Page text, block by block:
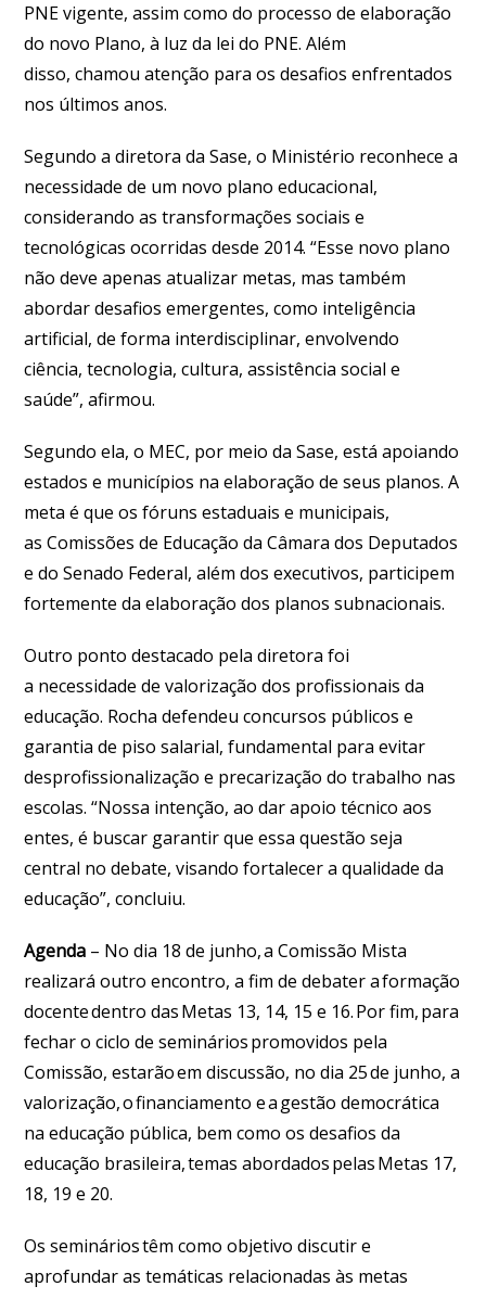
PNE vigente, assim como do processo de elaboração
do novo Plano, à luz da lei do PNE. Além
disso, chamou atenção para os desafios enfrentados
nos últimos anos.
Segundo a diretora da Sase, o Ministério reconhece a
necessidade de um novo plano educacional,
considerando as transformações sociais e
tecnológicas ocorridas desde 2014. “Esse novo plano
não deve apenas atualizar metas, mas também
abordar desafios emergentes, como inteligência
artificial, de forma interdisciplinar, envolvendo
ciência, tecnologia, cultura, assistência social e
saúde”, afirmou.
Segundo ela, o MEC, por meio da Sase, está apoiando
estados e municípios na elaboração de seus planos. A
meta é que os fóruns estaduais e municipais,
as Comissões de Educação da Câmara dos Deputados
e do Senado Federal, além dos executivos, participem
fortemente da elaboração dos planos subnacionais.
Outro ponto destacado pela diretora foi
a necessidade de valorização dos profissionais da
educação. Rocha defendeu concursos públicos e
garantia de piso salarial, fundamental para evitar
desprofissionalização e precarização do trabalho nas
escolas. “Nossa intenção, ao dar apoio técnico aos
entes, é buscar garantir que essa questão seja
central no debate, visando fortalecer a qualidade da
educação”, concluiu.
Agenda – No dia 18 de junho, a Comissão Mista
realizará outro encontro, a fim de debater a formação
docente dentro das Metas 13, 14, 15 e 16. Por fim, para
fechar o ciclo de seminários promovidos pela
Comissão, estarão em discussão, no dia 25 de junho, a
valorização, o financiamento e a gestão democrática
na educação pública, bem como os desafios da
educação brasileira, temas abordados pelas Metas 17,
18, 19 e 20.
Os seminários têm como objetivo discutir e
aprofundar as temáticas relacionadas às metas